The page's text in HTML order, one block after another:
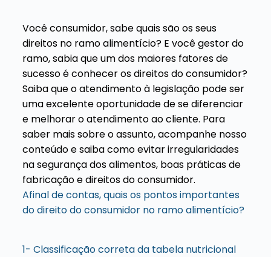
Você consumidor, sabe quais são os seus
direitos no ramo alimentício? E você gestor do
ramo, sabia que um dos maiores fatores de
sucesso é conhecer os direitos do consumidor?
Saiba queo atendimento à legislação pode ser
uma excelente oportunidade de se diferenciar
e melhorar o atendimento ao cliente. Para
saber mais sobre o assunto, acompanhe nosso
conteúdo e saiba como evitar irregularidades
na segurança dos alimentos, boas práticas de
fabricação e direitos do consumidor.
Afinal de contas, quais os pontos importantes
do direito do consumidor no ramo alimentício?
1- Classificação correta da tabela nutricional